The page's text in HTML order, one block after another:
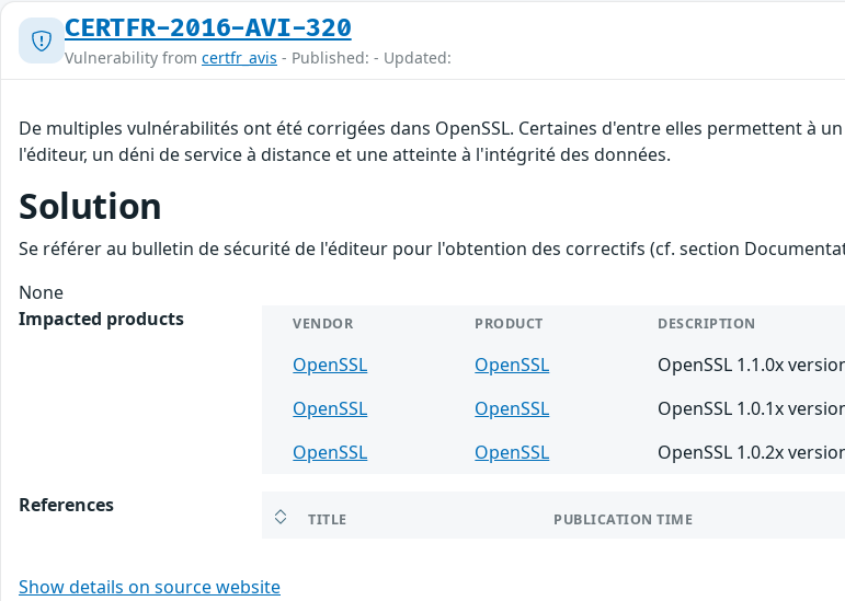
CERTFR-2016-AVI-320
Vulnerability from certfr_avis - Published: - Updated:
De multiples vulnérabilités ont été corrigées dans OpenSSL. Certaines d'entre elles permettent à
l'éditeur, un déni de service à distance et une atteinte à l'intégrité des données.
Solution
Se référer au bulletin de sécurité de l'éditeur pour l'obtention des correctifs (cf. section
None
Impacted products
VENDOR PRODUCT DESCRIPTION
OpenSSL OpenSSL
OpenSSL 1.1.0x
OpenSSL
OpenSSL
OpenSSL 1.0.1x
OpenSSL
OpenSSL OpenSSL 1.0.2x
References
TITLE PUBLICATION TIME
Show details on source website